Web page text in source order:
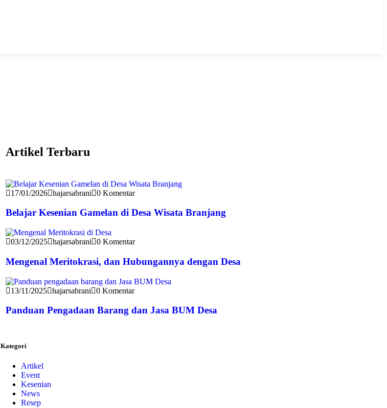
Artikel Terbaru
17/01/2026 hajarsabrani 0 Komentar
Belajar Kesenian Gamelan di Desa Wisata Branjang
03/12/2025 hajarsabrani 0 Komentar
Mengenal Meritokrasi, dan Hubungannya dengan Desa
13/11/2025 hajarsabrani 0 Komentar
Panduan Pengadaan Barang dan Jasa BUM Desa
Kategori
Artikel
Event
Kesenian
News
Resep